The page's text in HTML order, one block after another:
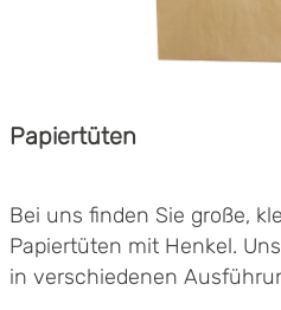
Papiertüten
Bei uns finden Sie große,
Papiertüten mit Henkel.
in verschiedenen